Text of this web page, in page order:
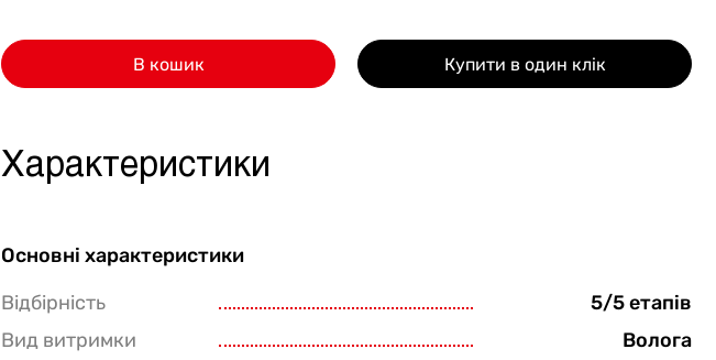
В кошик Купити в один клік
Характеристики
Основні характеристики
Відбірність
5/5 етапів
Вид витримки
Волога